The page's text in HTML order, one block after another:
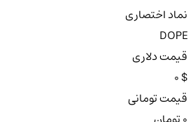
نماد اختصاری
DOPE
قیمت دلاری
0 $
قیمت تومانی